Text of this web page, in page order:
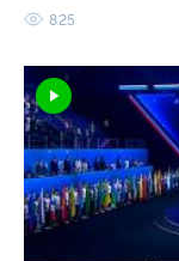
825